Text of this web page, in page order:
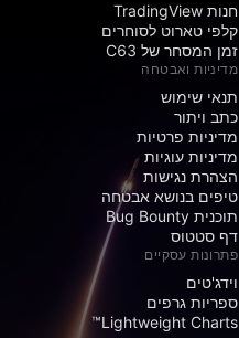
חנות TradingView
קלפי טארוט לסוחרים
זמן המסחר של C63
מדיניות ואבטחה
תנאי שימוש
כתב ויתור
מדיניות פרטיות
מדיניות עוגיות
הצהרת נגישות
טיפים בנושא אבטחה
תוכנית Bug Bounty
דף סטטוס
פתרונות עסקיים
וידג'טים
ספריות גרפים
Lightweight Charts™